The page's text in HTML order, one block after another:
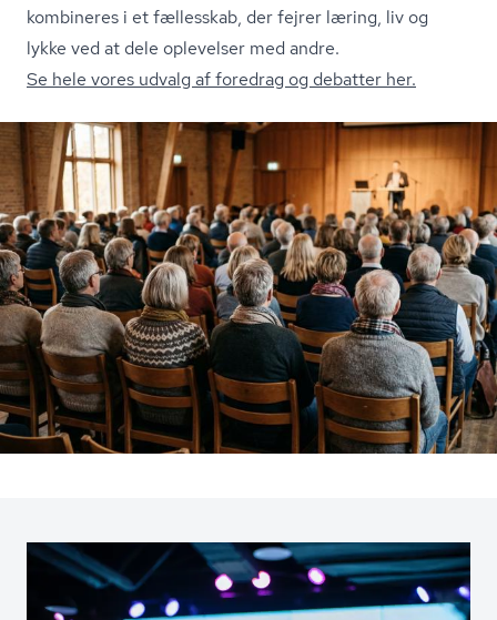
kombineres i et fællesskab, der fejrer læring, liv og
lykke ved at dele oplevelser med andre.
Se hele vores udvalg af foredrag og debatter her.